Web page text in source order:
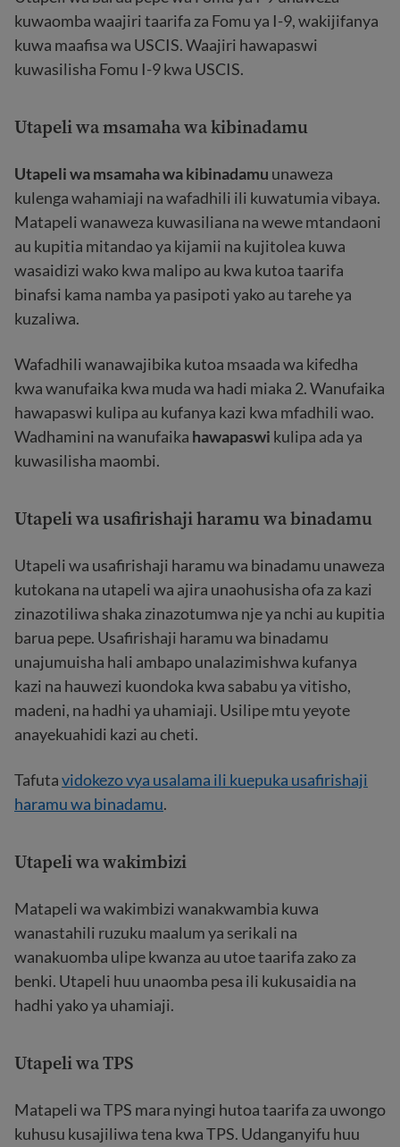
kuwaomba waajiri taarifa za Fomu ya I-9, wakijifanya
kuwa maafisa wa USCIS. Waajiri hawapaswi
kuwasilisha Fomu I-9 kwa USCIS.
Utapeli wa msamaha wa kibinadamu
Utapeli wa msamaha wa kibinadamu unaweza
kulenga wahamiaji na wafadhili ili kuwatumia vibaya.
Matapeli wanaweza kuwasiliana na wewe mtandaoni
au kupitia mitandao ya kijamii na kujitolea kuwa
wasaidizi wako kwa malipo au kwa kutoa taarifa
binafsi kama namba ya pasipoti yako au tarehe ya
kuzaliwa.
Wafadhili wanawajibika kutoa msaada wa kifedha
kwa wanufaika kwa muda wa hadi miaka 2. Wanufaika
hawapaswi kulipa au kufanya kazi kwa mfadhili wao.
Wadhamini na wanufaika hawapaswi kulipa ada ya
kuwasilisha maombi.
Utapeli wa usafirishaji haramu wa binadamu
Utapeli wa usafirishaji haramu wa binadamu unaweza
kutokana na utapeli wa ajira unaohusisha ofa za kazi
zinazotiliwa shaka zinazotumwa nje ya nchi au kupitia
barua pepe. Usafirishaji haramu wa binadamu
unajumuisha hali ambapo unalazimishwa kufanya
kazi na hauwezi kuondoka kwa sababu ya vitisho,
madeni, na hadhi ya uhamiaji. Usilipe mtu yeyote
anayekuahidi kazi au cheti.
Tafutavidokezo vya usalama ili kuepuka usafirishaji
haramu wa binadamu.
Utapeli wa wakimbizi
Matapeli wa wakimbizi wanakwambia kuwa
wanastahili ruzuku maalum ya serikali na
wanakuomba ulipe kwanza au utoe taarifa zako za
benki. Utapeli huu unaomba pesa ili kukusaidia na
hadhi yako ya uhamiaji.
Utapeli wa TPS
Matapeli wa TPS mara nyingi hutoa taarifa za uwongo
kuhusu kusajiliwa tena kwa TPS. Udanganyifu huu